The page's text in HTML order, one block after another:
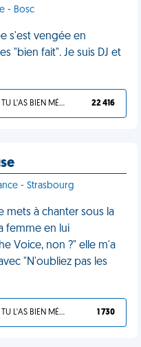
- Bosc
s'est vengée en
"bien fait". Je suis DJ et
TU L'AS BIEN MÉRITÉ 22 416
- Strasbourg
mets à chanter sous la
femme en lui
Voice, non ?" elle m'a
"N'oubliez pas les
TU L'AS BIEN MÉRITÉ 1 730